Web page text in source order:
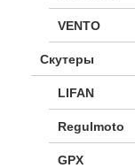
VENTO
Скутеры
LIFAN
Regulmoto
GPX